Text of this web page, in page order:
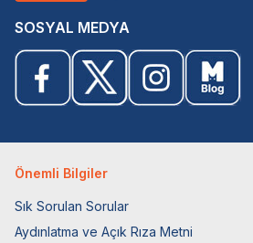
SOSYAL MEDYA
Önemli Bilgiler
Sık Sorulan Sorular
Aydınlatma ve Açık Rıza Metni